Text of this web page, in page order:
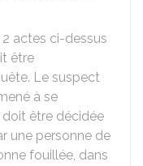
2 actes ci-dessus
être
Le suspect
à se
doit être décidée
une personne de
fouillée, dans